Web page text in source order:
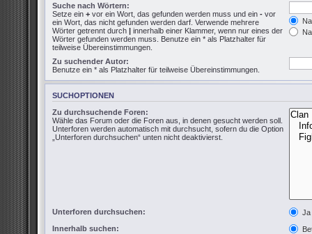
Suche nach Wörtern:
Setze ein + vor ein Wort, das gefunden werden muss und ein - vor
ein Wort, das nicht gefunden werden darf. Verwende mehrere
Wörter getrennt durch | innerhalb einer Klammer, wenn nur eines der
Wörter gefunden werden muss. Benutze ein * als Platzhalter für
teilweise Übereinstimmungen.
Zu suchender Autor:
Benutze ein * als Platzhalter für teilweise Übereinstimmungen.
SUCHOPTIONEN
Zu durchsuchende Foren:
Wähle das Forum oder die Foren aus, in denen gesucht werden soll.
Unterforen werden automatisch mit durchsucht, sofern du die Option
„Unterforen durchsuchen“ unten nicht deaktivierst.
Unterforen durchsuchen:
Ja
Innerhalb suchen: